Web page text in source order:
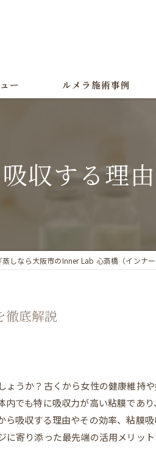
ー ルメラ施術事例
収する理
しなら大阪市のInner Lab 心斎橋（インナー
徹底解説
うか？古くから女性の健康維持
でも特に吸収力が高い粘膜であ
吸収する理由やその効率、粘膜
寄り添った最先端の活用メリット